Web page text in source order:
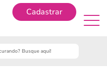
Cadastrar